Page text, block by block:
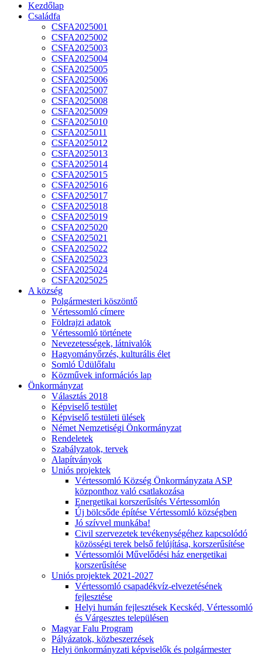
Kezdőlap
Családfa
CSFA2025001
CSFA2025002
CSFA2025003
CSFA2025004
CSFA2025005
CSFA2025006
CSFA2025007
CSFA2025008
CSFA2025009
CSFA2025010
CSFA2025011
CSFA2025012
CSFA2025013
CSFA2025014
CSFA2025015
CSFA2025016
CSFA2025017
CSFA2025018
CSFA2025019
CSFA2025020
CSFA2025021
CSFA2025022
CSFA2025023
CSFA2025024
CSFA2025025
A község
Polgármesteri köszöntő
Vértessomló címere
Földrajzi adatok
Vértessomló története
Nevezetességek, látnivalók
Hagyományőrzés, kulturális élet
Somló Üdülőfalu
Közművek információs lap
Önkormányzat
Választás 2018
Képviselő testület
Képviselő testületi ülések
Német Nemzetiségi Önkormányzat
Rendeletek
Szabályzatok, tervek
Alapítványok
Uniós projektek
Vértessomló Község Önkormányzata ASP
központhoz való csatlakozása
Energetikai korszerűsítés Vértessomlón
Új bölcsőde építése Vértessomló községben
Jó szívvel munkába!
Civil szervezetek tevékenységéhez kapcsolódó
közösségi terek belső felújítása, korszerűsítése
Vértessomlói Művelődési ház energetikai
korszerűsítése
Uniós projektek 2021-2027
Vértessomló csapadékvíz-elvezetésének
fejlesztése
Helyi humán fejlesztések Kecskéd, Vértessomló
és Várgesztes településen
Magyar Falu Program
Pályázatok, közbeszerzések
Helyi önkormányzati képviselők és polgármester